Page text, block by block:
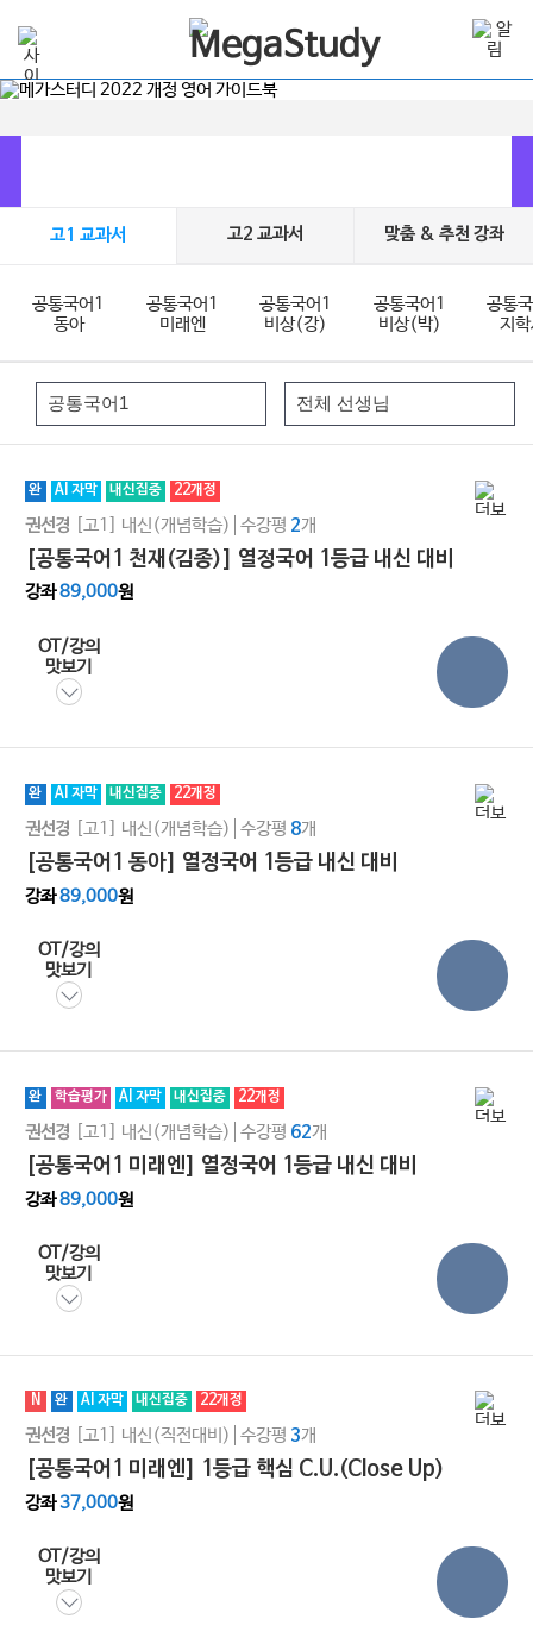
고1 교과서 고2 교과서 맞춤 & 추천 강좌
공통국어1
동아
공통국어1
미래엔
공통국어1
비상(강)
공통국어1
비상(박)
공통
지
완 AI 자막 내신집중 22개정
권선경 [고1] 내신(개념학습) 수강평 2개
[공통국어1 천재(김종)] 열정국어 1등급 내신 대비
강좌89,000원
OT/강의
맛보기
완 AI 자막 내신집중 22개정
권선경 [고1] 내신(개념학습) 수강평 8개
[공통국어1 동아] 열정국어 1등급 내신 대비
강좌89,000원
OT/강의
맛보기
완 학습평가 AI 자막 내신집중 22개정
권선경 [고1] 내신(개념학습) 수강평 62개
[공통국어1 미래엔] 열정국어 1등급 내신 대비
강좌89,000원
OT/강의
맛보기
N 완 AI 자막 내신집중 22개정
권선경 [고1] 내신(직전대비) 수강평 3개
[공통국어1 미래엔] 1등급 핵심 C.U.(Close Up)
강좌37,000원
OT/강의
맛보기